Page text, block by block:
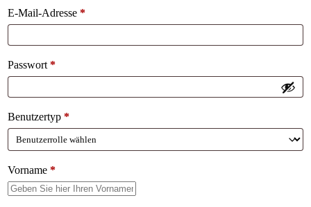
E-Mail-Adresse *
Passwort *
Benutzertyp *
Vorname *